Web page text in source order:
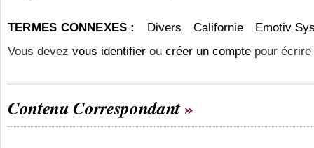
TERMES CONNEXES : Divers Californie
Emotiv
Vous devez vous identifier ou créer un compte pour
Contenu Correspondant